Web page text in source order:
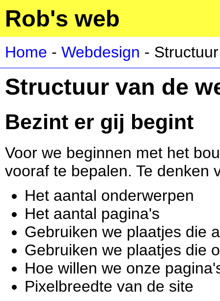
Rob's web
Home - Webdesign -
Structuur van de
Bezint er gij begint
Voor we beginnen met het
vooraf te bepalen. Te denken
Het aantal onderwerpen
Het aantal pagina's
Gebruiken we plaatjes die
Gebruiken we plaatjes die
Hoe willen we onze
Pixelbreedte van de site